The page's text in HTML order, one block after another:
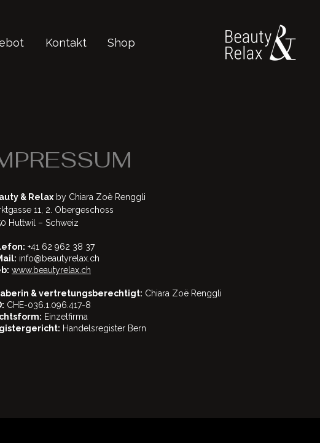
Kontakt Shop
& Relax by Chiara Zoè Renggli
11, 2. Obergeschoss
Huttwil – Schweiz
+41 62 962 38 37
info@beautyrelax.ch
www.beautyrelax.ch
& vertretungsberechtigt: Chiara Zoë Renggli
CHE-036.1.096.417-8
Einzelfirma
Handelsregister Bern